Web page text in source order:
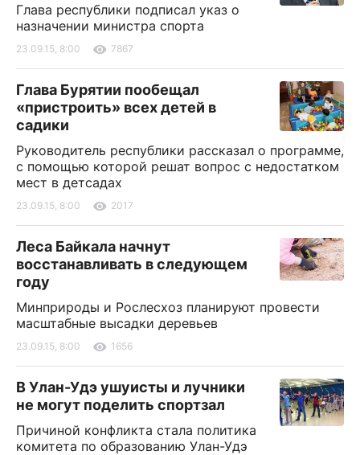
Глава республики подписал указ о
назначении министра спорта
23.09.15, 8:00 7867
Глава Бурятии пообещал
«пристроить» всех детей в
садики
Руководитель республики рассказал о программе,
с помощью которой решат вопрос с недостатком
мест в детсадах
23.09.15, 8:00 2017
Леса Байкала начнут
восстанавливать в следующем
году
Минприроды и Рослесхоз планируют провести
масштабные высадки деревьев
23.09.15, 8:00 1656
В Улан-Удэ ушуисты и лучники
не могут поделить спортзал
Причиной конфликта стала политика
комитета по образованию Улан-Удэ